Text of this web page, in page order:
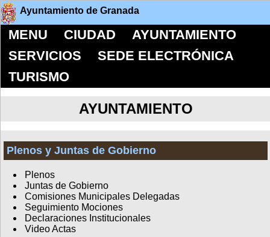
Ayuntamiento de Granada
MENU CIUDAD
AYUNTAMIENTO
SERVICIOS
SEDE ELECTRÓNICA
TURISMO
AYUNTAMIENTO
Plenos y Juntas de Gobierno
Plenos
Juntas de Gobierno
Comisiones Municipales Delegadas
Seguimiento Mociones
Declaraciones Institucionales
Video Actas